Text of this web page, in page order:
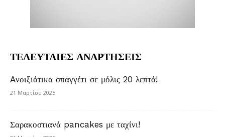
ΤΕΛΕΥΤΑΙΕΣ ΑΝΑΡΤΗΣΕΙΣ
Aνοιξιάτικα σπαγγέτι σε μόλις 20 λεπτά!
21 Μαρτίου 2025
Σαρακοστιανά pancakes με ταχίνι!